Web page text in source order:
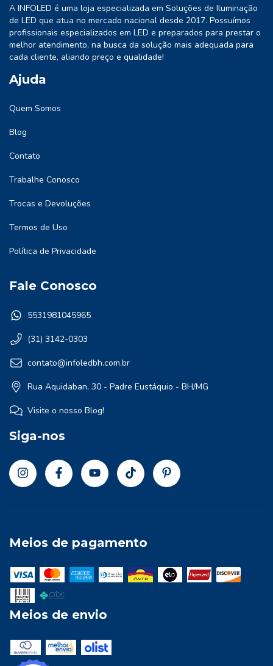
A INFOLED é uma loja especializada em Soluções de Iluminação
de LED que atua no mercado nacional desde 2017. Possuímos
profissionais especializados em LED e preparados para prestar o
melhor atendimento, na busca da solução mais adequada para
cada cliente, aliando preço e qualidade!
Ajuda
Quem Somos
Blog
Contato
Trabalhe Conosco
Trocas e Devoluções
Termos de Uso
Política de Privacidade
Fale Conosco
5531981045965
(31) 3142-0303
contato@infoledbh.com.br
Rua Aquidaban, 30 - Padre Eustáquio - BH/MG
Visite o nosso Blog!
Siga-nos
Meios de pagamento
Meios de envio